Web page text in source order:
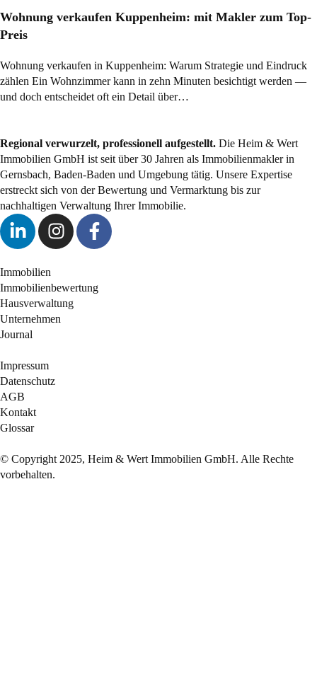
Wohnung verkaufen Kuppenheim: mit Makler zum Top-
Preis
Wohnung verkaufen in Kuppenheim: Warum Strategie und Eindruck
zählen Ein Wohnzimmer kann in zehn Minuten besichtigt werden —
und doch entscheidet oft ein Detail über…
Regional verwurzelt, professionell aufgestellt. Die Heim & Wert
Immobilien GmbH ist seit über 30 Jahren als Immobilienmaklerin
Gernsbach, Baden-Baden und Umgebung tätig. Unsere Expertise
erstreckt sich von der Bewertung und Vermarktung bis zur
nachhaltigen Verwaltung Ihrer Immobilie.
Immobilien
Immobilienbewertung
Hausverwaltung
Unternehmen
Journal
Impressum
Datenschutz
AGB
Kontakt
Glossar
© Copyright 2025, Heim & Wert Immobilien GmbH. Alle Rechte
vorbehalten.